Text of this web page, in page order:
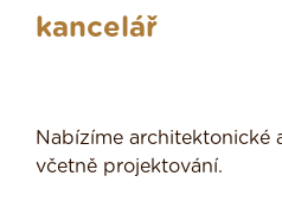
kancelář
Nabízíme architektonické
včetně projektování.